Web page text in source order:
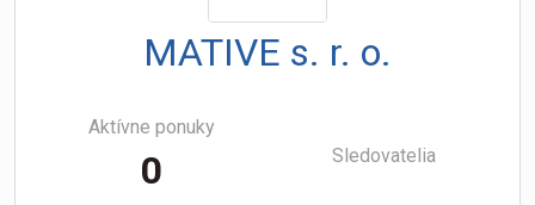
MATIVE s. r. o.
Aktívne ponuky
0 Sledovatelia